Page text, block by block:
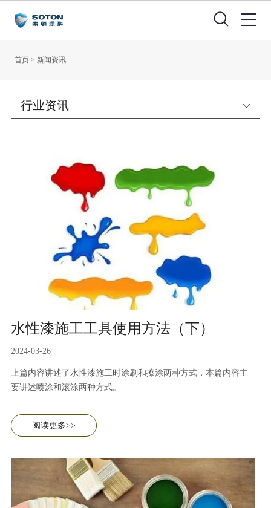
首页 > 新闻资讯
行业资讯
水性漆施工工具使用方法（下）
2024-03-26
上篇内容讲述了水性漆施工时涂刷和擦涂两种方式，本篇内容主
要讲述喷涂和滚涂两种方式。
阅读更多>>